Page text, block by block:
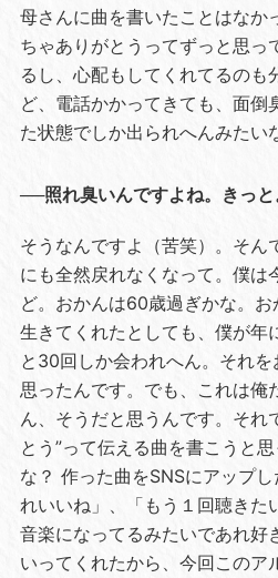
母さんに曲を書いたことはなか
ちゃありがとうってずっと思っ
るし、心配もしてくれてるのも
ど、電話かかってきても、面倒
た状態でしか出られへんみたい
──照れ臭いんですよね。きっと
そうなんですよ（苦笑）。そん
にも全然戻れなくなって。僕は
ど。おかんは60歳過ぎかな。
生きてくれたとしても、僕が年
と30回しか会われへん。それ
思ったんです。でも、これは俺
ん、そうだと思うんです。それ
とう”って伝える曲を書こうと
な？ 作った曲をSNSにアップ
れいいね」、「もう１回聴きた
音楽になってるみたいであれ好
いってくれたから、今回このア